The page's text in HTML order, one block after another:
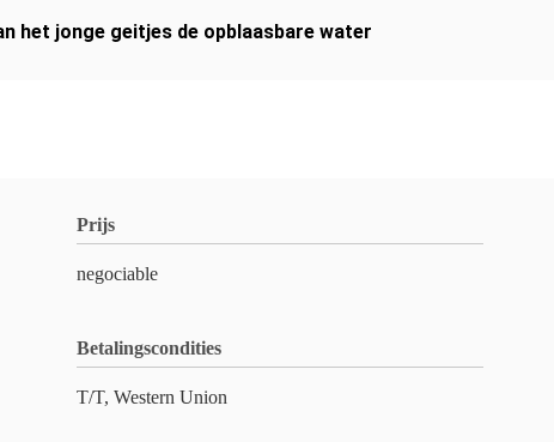
het jonge geitjes de opblaasbare water
Prijs
negociable
Betalingscondities
T/T, Western Union